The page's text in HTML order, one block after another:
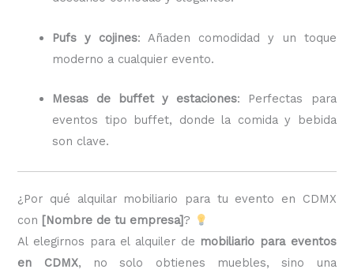
Pufs y cojines: Añaden comodidad y un toque
moderno a cualquier evento.
Mesas de buffet y estaciones: Perfectas para
eventos tipo buffet, donde la comida y bebida
son clave.
¿Por qué alquilar mobiliario para tu evento en CDMX
con [Nombre de tu empresa]?
Al elegirnos para el alquiler de mobiliario para eventos
en CDMX, no solo obtienes muebles, sino una